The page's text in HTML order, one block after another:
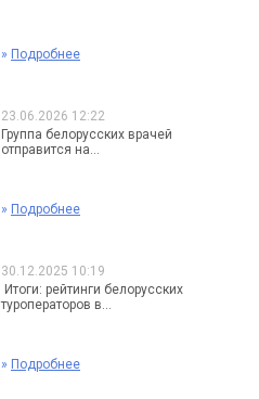
» Подробнее
23.06.2026 12:22
Группа белорусских врачей
отправится на...
» Подробнее
30.12.2025 10:19
Итоги: рейтинги белорусских
туроператоров в...
» Подробнее